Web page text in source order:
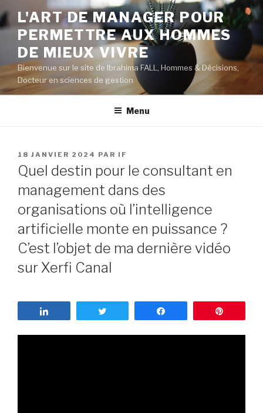
au
contenu
principal
L'ART DE MANAGER POUR
PERMETTRE AUX HOMMES
DE MIEUX VIVRE
Bienvenue sur le site de Ibrahima FALL, Hommes & Décisions,
Docteur en sciences de gestion
Menu
PUBLIÉ
LE
18 JANVIER 2024 PAR IF
Quel destin pour le consultant en
management dans des
organisations où l’intelligence
artificielle monte en puissance ?
C’est l’objet de ma dernière vidéo
sur Xerfi Canal